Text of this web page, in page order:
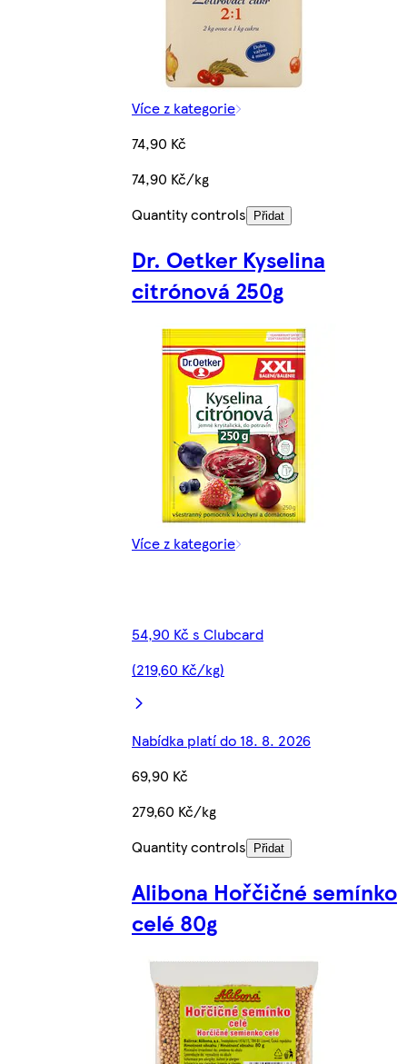
Více z kategorie
74,90 Kč
74,90 Kč/kg
Quantity controls
Přidat
Dr. Oetker Kyselina
citrónová 250g
Více z kategorie
54,90 Kč s Clubcard
(219,60 Kč/kg)
Nabídka platí do 18. 8. 2026
69,90 Kč
279,60 Kč/kg
Quantity controls
Přidat
Alibona Hořčičné semínko
celé 80g